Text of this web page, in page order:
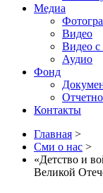
Медиа
Видео
Видео с
Аудио
Фонд
Контакты
Главная >
Сми о нас >
«Детство и
Великой